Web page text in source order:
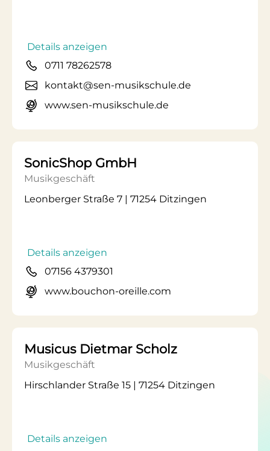
Details anzeigen
0711 78262578
kontakt@sen-musikschule.de
www.sen-musikschule.de
SonicShop GmbH
Musikgeschäft
Leonberger Straße 7 | 71254 Ditzingen
Details anzeigen
07156 4379301
www.bouchon-oreille.com
Musicus Dietmar Scholz
Musikgeschäft
Hirschlander Straße 15 | 71254 Ditzingen
Details anzeigen